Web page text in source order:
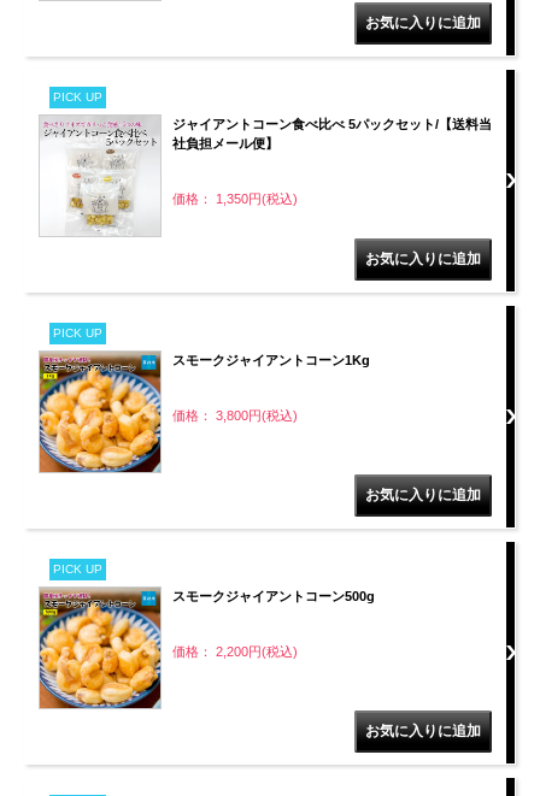
PICK UP
ジャイアントコーン食べ比べ 5パックセット/【送料当
社負担メール便】
価格： 1,350円(税込)
PICK UP
スモークジャイアントコーン1Kg
価格： 3,800円(税込)
PICK UP
スモークジャイアントコーン500g
価格： 2,200円(税込)